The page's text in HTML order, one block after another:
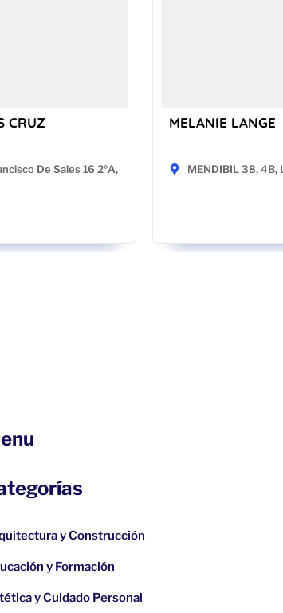
CRUZ
De Sales 16 2ºA,
MELANIE LANGE
MENDIBIL 38, 4B,
y Construcción
y Formación
y Cuidado Personal